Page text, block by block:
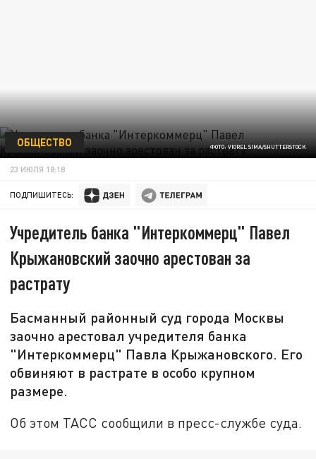
ФОТО: VIOREL SIMA/SHUTTERSTOCK
ОБЩЕСТВО
23 ИЮЛЯ 18:18
ПОДПИШИТЕСЬ:
Учредитель банка "Интеркоммерц" Павел
Крыжановский заочно арестован за
растрату
Басманный районный суд города Москвы
заочно арестовал учредителя банка
"Интеркоммерц" Павла Крыжановского. Его
обвиняют в растрате в особо крупном
размере.
Об этом ТАСС сообщили в пресс-службе суда.